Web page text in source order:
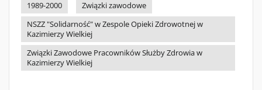
1989-2000
Związki zawodowe
NSZZ "Solidarność" w Zespole Opieki Zdrowotnej w
Kazimierzy Wielkiej
Związki Zawodowe Pracowników Służby Zdrowia w
Kazimierzy Wielkiej